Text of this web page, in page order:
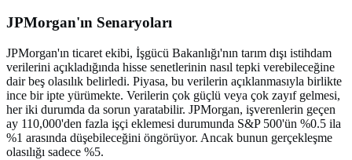
JPMorgan'ın Senaryoları
JPMorgan'ın ticaret ekibi, İşgücü Bakanlığı'nın tarım dışı istihdam
verilerini açıkladığında hisse senetlerinin nasıl tepki verebileceğine
dair beş olasılık belirledi. Piyasa, bu verilerin açıklanmasıyla birlikte
ince bir ipte yürümekte. Verilerin çok güçlü veya çok zayıf gelmesi,
her iki durumda da sorun yaratabilir. JPMorgan, işverenlerin geçen
ay 110,000'den fazla işçi eklemesi durumunda S&P 500'ün %0.5 ila
%1 arasında düşebileceğini öngörüyor. Ancak bunun gerçekleşme
olasılığı sadece %5.